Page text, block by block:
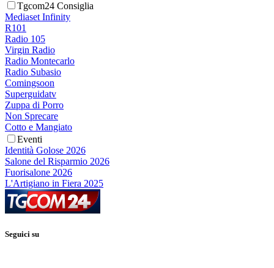
Tgcom24 Consiglia
Mediaset Infinity
R101
Radio 105
Virgin Radio
Radio Montecarlo
Radio Subasio
Comingsoon
Superguidatv
Zuppa di Porro
Non Sprecare
Cotto e Mangiato
Eventi
Identità Golose 2026
Salone del Risparmio 2026
Fuorisalone 2026
L'Artigiano in Fiera 2025
Seguici su